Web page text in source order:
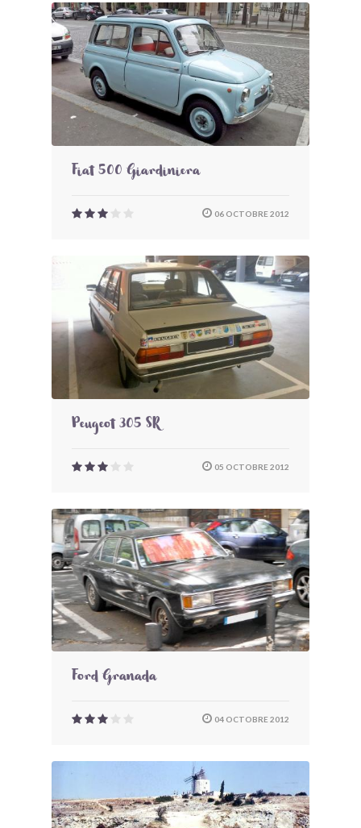
Fiat 500 Giardiniera
06 OCTOBRE 2012
Peugeot 305 SR
05 OCTOBRE 2012
Ford Granada
04 OCTOBRE 2012